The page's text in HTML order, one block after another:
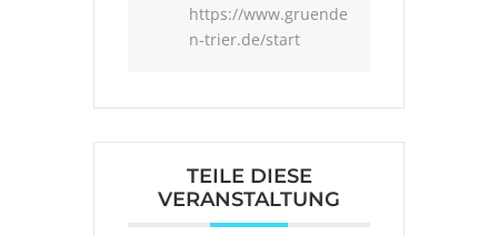
https://www.gruende
n-trier.de/start
TEILE DIESE
VERANSTALTUNG